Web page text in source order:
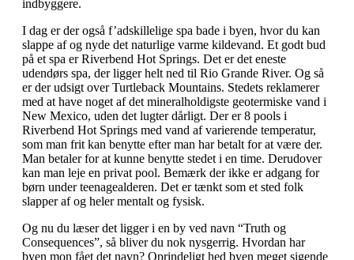
indbyggere.
I dag er der også f’adskillelige spa bade i byen, hvor du kan
slappe af og nyde det naturlige varme kildevand. Et godt bud
på et spa er Riverbend Hot Springs. Det er det eneste
udendørs spa, der ligger helt ned til Rio Grande River. Og så
er der udsigt over Turtleback Mountains. Stedets reklamerer
med at have noget af det mineralholdigste geotermiske vand i
New Mexico, uden det lugter dårligt. Der er 8 pools i
Riverbend Hot Springs med vand af varierende temperatur,
som man frit kan benytte efter man har betalt for at være der.
Man betaler for at kunne benytte stedet i en time. Derudover
kan man leje en privat pool. Bemærk der ikke er adgang for
børn under teenagealderen. Det er tænkt som et sted folk
slapper af og heler mentalt og fysisk.
Og nu du læser det ligger i en by ved navn “Truth og
Consequences”, så bliver du nok nysgerrig. Hvordan har
byen mon fået det navn? Oprindeligt hed byen meget sigende